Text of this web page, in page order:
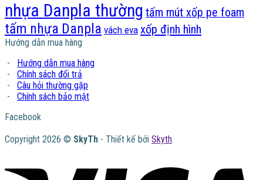
nhựa Danpla thường tấm mút xốp pe foam
tấm nhựa Danpla vách eva xốp định hình
Hướng dẫn mua hàng
- Hướng dẫn mua hàng
- Chính sách đổi trả
- Câu hỏi thường gặp
- Chính sách bảo mật
Facebook
Copyright 2026 © SkyTh - Thiết kế bởi Skyth